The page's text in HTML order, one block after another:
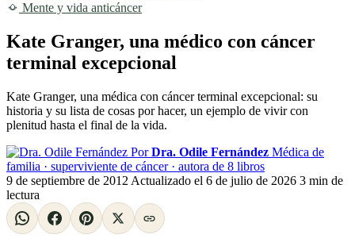
Mente y vida anticáncer
Kate Granger, una médico con cáncer
terminal excepcional
Kate Granger, una médica con cáncer terminal excepcional: su
historia y su lista de cosas por hacer, un ejemplo de vivir con
plenitud hasta el final de la vida.
Por Dra. Odile Fernández Médica de
familia · superviviente de cáncer · autora de 8 libros
9 de septiembre de 2012 Actualizado el 6 de julio de 2026 3 min de
lectura